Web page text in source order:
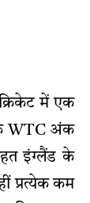
में एक
WTC अंक
इंग्लैंड के
प्रत्येक कम